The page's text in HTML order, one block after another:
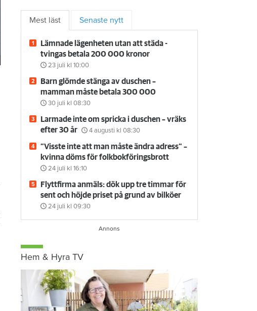
Mest läst Senaste nytt
Lämnade lägenheten utan att städa -
tvingas betala 200 000 kronor
23 juli kl 10:00
Barn glömde stänga av duschen –
mamman måste betala 300 000
30 juli kl 08:30
Larmade inte om spricka i duschen – vräks
efter 30 år
4 augusti kl 08:30
”Visste inte att man måste ändra adress” –
kvinna döms för folkbokföringsbrott
24 juli kl 16:10
Flyttfirma anmäls: dök upp tre timmar för
sent och höjde priset på grund av bilköer
24 juli kl 09:30
Hem & Hyra TV